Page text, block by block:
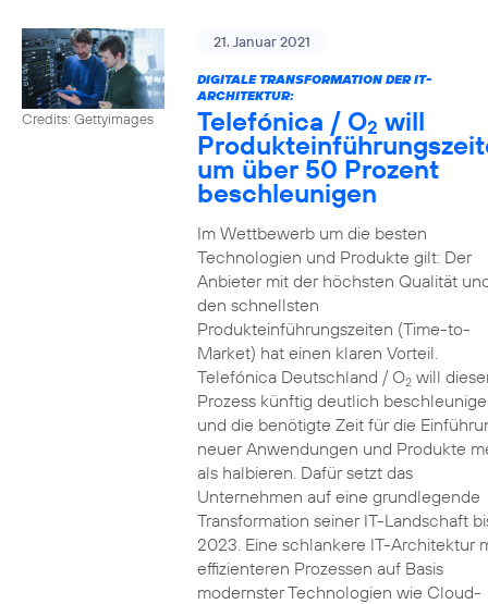
Credits: Gettyimages
21. Januar 2021
DIGITALE TRANSFORMATION DER IT-
ARCHITEKTUR:
Telefónica / O2 will
um über 50 Prozent
beschleunigen
Im Wettbewerb um die besten
Technologien und Produkte gilt: Der
Anbieter mit der höchsten Qualität
den schnellsten
Produkteinführungszeiten (Time-to-
Market) hat einen klaren Vorteil.
Telefónica Deutschland / O2will
Prozess künftig deutlich
und die benötigte Zeit für die
neuer Anwendungen und Produkte
als halbieren. Dafür setzt das
Unternehmen auf eine grundlegende
Transformation seiner IT-Landschaft
2023. Eine schlankere IT-Architektur
effizienteren Prozessen auf Basis
modernster Technologien wie Cloud-